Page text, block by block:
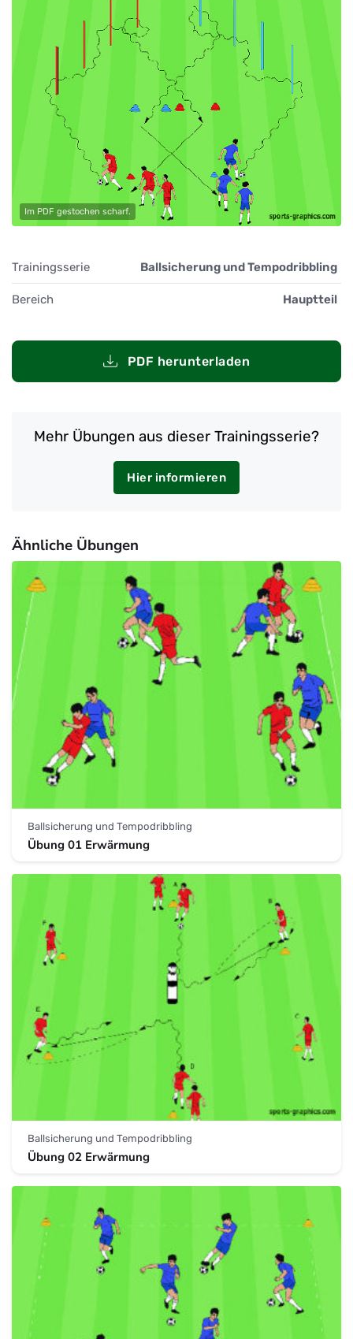
Im PDF gestochen scharf.
Trainingsserie Ballsicherung und Tempodribbling
Bereich Hauptteil
PDF herunterladen
Mehr Übungen aus dieser Trainingsserie?
Hier informieren
Ähnliche Übungen
Ballsicherung und Tempodribbling
Übung 01 Erwärmung
Ballsicherung und Tempodribbling
Übung 02 Erwärmung